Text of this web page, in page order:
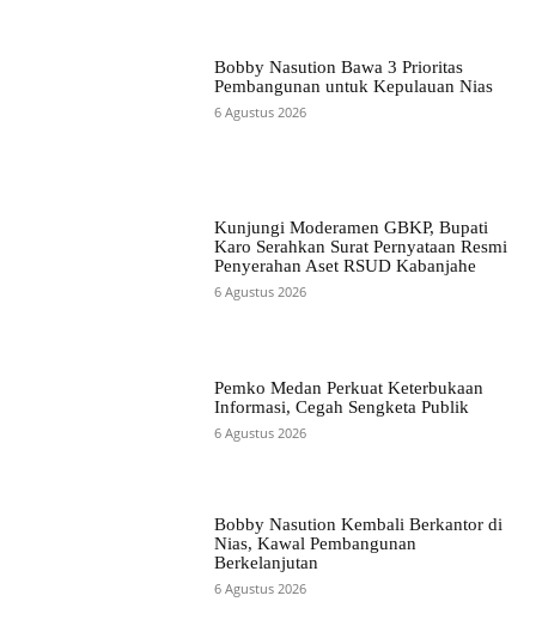
Bobby Nasution Bawa 3 Prioritas
Pembangunan untuk Kepulauan Nias
6 Agustus 2026
Kunjungi Moderamen GBKP, Bupati
Karo Serahkan Surat Pernyataan Resmi
Penyerahan Aset RSUD Kabanjahe
6 Agustus 2026
Pemko Medan Perkuat Keterbukaan
Informasi, Cegah Sengketa Publik
6 Agustus 2026
Bobby Nasution Kembali Berkantor di
Nias, Kawal Pembangunan
Berkelanjutan
6 Agustus 2026